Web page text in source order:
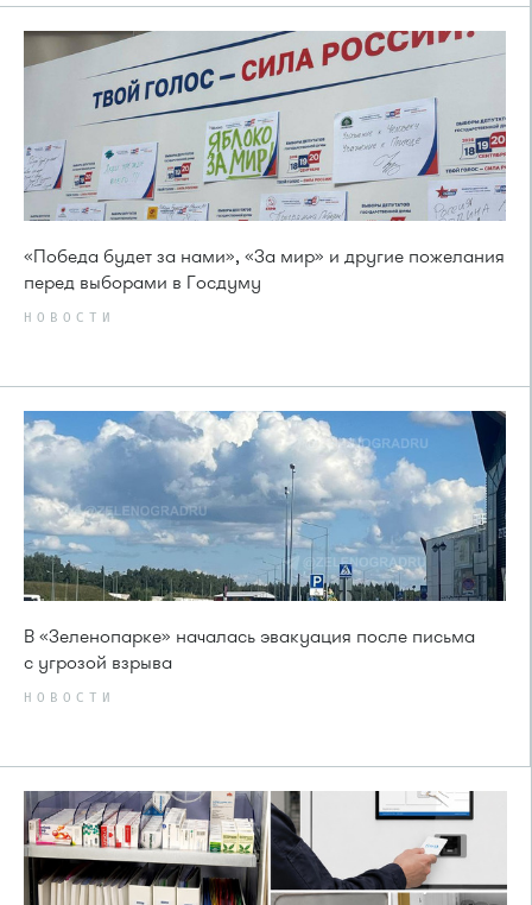
«Победа будет за нами», «За мир» и другие пожелания
перед выборами в Госдуму
НОВОСТИ
В «Зеленопарке» началась эвакуация после письма
с угрозой взрыва
НОВОСТИ